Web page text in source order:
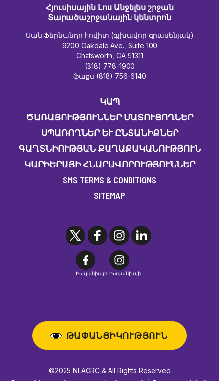
Հյուսիսային Լոս Անջելես շրջան
Տարածաշրջանային կենտրոն
Սան Ֆերնանդո հովիտ (գլխավոր գրասենյակ)
9200 Oakdale Ave., Suite 100
Chatsworth, CA 91311
(818) 778-1900
ֆաքս (818) 756-6140
ԿԱՊ
ԾԱՌԱՅՈՒԹՅՈՒՆՆԵՐ ՄԱՏՈՒՑՈՂՆԵՐ
ՍՊԱՌՈՂՆԵՐ ԵՒ ԸՆՏԱՆԻՔՆԵՐ
ԳԱՂՏՆԻՈՒԹՅԱՆ ՔԱՂԱՔԱԿԱՆՈՒԹՅՈՒՆ
ԿԱՐԻԵՐԱՅԻ ՀՆԱՐԱՎՈՐՈՒԹՅՈՒՆՆԵՐ
SMS TERMS & CONDITIONS
SITEMAP
Իսպանիայի Իսպանիայի
ԹԱՓԱՆՑԻԿՈՒԹՅՈՒՆ
©2025 NLACRC & All Rights Reserved